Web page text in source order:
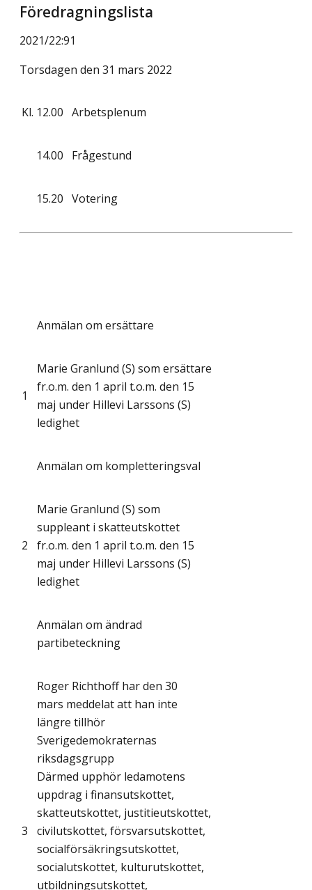
Föredragningslista
2021/22:91
Torsdagen den 31 mars 2022
Kl. 12.00 Arbetsplenum
14.00 Frågestund
15.20 Votering
Anmälan om ersättare
1
Marie Granlund (S) som ersättare
fr.o.m. den 1 april t.o.m. den 15
maj under Hillevi Larssons (S)
ledighet
Anmälan om kompletteringsval
2
Marie Granlund (S) som
suppleant i skatteutskottet
fr.o.m. den 1 april t.o.m. den 15
maj under Hillevi Larssons (S)
ledighet
Anmälan om ändrad
partibeteckning
3
Roger Richthoff har den 30
mars meddelat att han inte
längre tillhör
Sverigedemokraternas
riksdagsgrupp
Därmed upphör ledamotens
uppdrag i finansutskottet,
skatteutskottet, justitieutskottet,
civilutskottet, försvarsutskottet,
socialförsäkringsutskottet,
socialutskottet, kulturutskottet,
utbildningsutskottet,